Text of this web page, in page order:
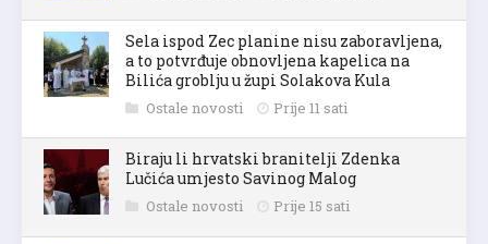
Sela ispod Zec planine nisu zaboravljena,
a to potvrđuje obnovljena kapelica na
Bilića groblju u župi Solakova Kula
Ostale novosti Prije 11 sati
Biraju li hrvatski branitelji Zdenka
Lučića umjesto Savinog Malog
Ostale novosti Prije 15 sati